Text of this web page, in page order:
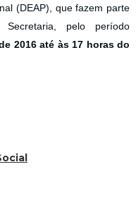
(DEAP), que fazem parte
pelo período
2016 até às 17 horas do